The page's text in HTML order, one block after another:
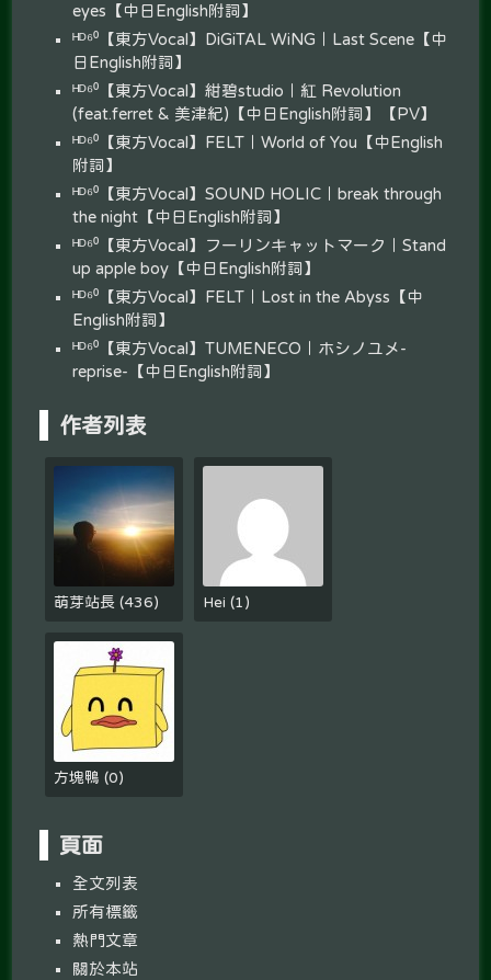
eyes【中日English附詞】
ᴴᴰ⁶⁰【東方Vocal】DiGiTAL WiNG｜Last Scene【中
日English附詞】
ᴴᴰ⁶⁰【東方Vocal】紺碧studio｜紅 Revolution
(feat.ferret & 美津紀)【中日English附詞】【PV】
ᴴᴰ⁶⁰【東方Vocal】FELT｜World of You【中English
附詞】
ᴴᴰ⁶⁰【東方Vocal】SOUND HOLIC｜break through
the night【中日English附詞】
ᴴᴰ⁶⁰【東方Vocal】フーリンキャットマーク｜Stand
up apple boy【中日English附詞】
ᴴᴰ⁶⁰【東方Vocal】FELT｜Lost in the Abyss【中
English附詞】
ᴴᴰ⁶⁰【東方Vocal】TUMENECO｜ホシノユメ-
reprise-【中日English附詞】
作者列表
萌芽站長(436) Hei(1 )
方塊鴨(0)
頁面
全文列表
所有標籤
熱門文章
關於本站